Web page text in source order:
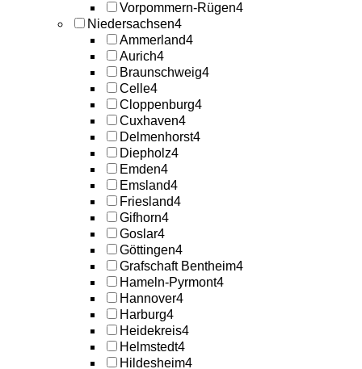
Vorpommern-Rügen4
Niedersachsen4
Ammerland4
Aurich4
Braunschweig4
Celle4
Cloppenburg4
Cuxhaven4
Delmenhorst4
Diepholz4
Emden4
Emsland4
Friesland4
Gifhorn4
Goslar4
Göttingen4
Grafschaft Bentheim4
Hameln-Pyrmont4
Hannover4
Harburg4
Heidekreis4
Helmstedt4
Hildesheim4